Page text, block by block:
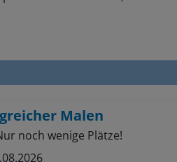
Malen
noch wenige Plätze!